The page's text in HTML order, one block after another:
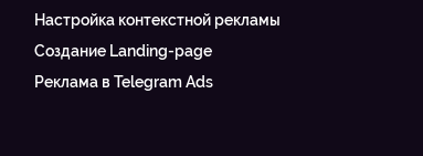
Настройка контекстной рекламы
Создание Landing-page
Реклама в Telegram Ads